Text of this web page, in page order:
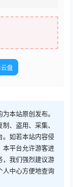
盘
本站原创发布。
、盗用、采集、
。如若本站内容侵
本平台允许游客进
，我们强烈建议游
人中心方便地查询